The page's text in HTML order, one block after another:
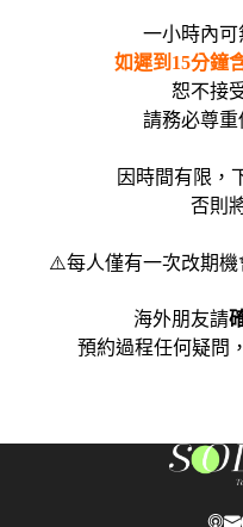
一小時內
如遲到15分鐘
恕不接
請務必尊重
因時間有限，
否則
⚠️每人僅有一次改期機
海外朋友請
預約過程任何疑問